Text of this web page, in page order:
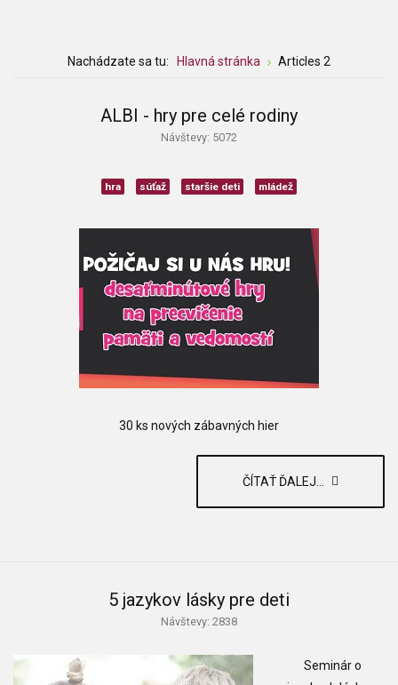
Nachádzate sa tu: Hlavná stránka Articles 2
ALBI - hry pre celé rodiny
Návštevy: 5072
hra súťaž staršie deti mládež
30 ks nových zábavných hier
ČÍTAŤ ĎALEJ...
5 jazykov lásky pre deti
Návštevy: 2838
Seminár o